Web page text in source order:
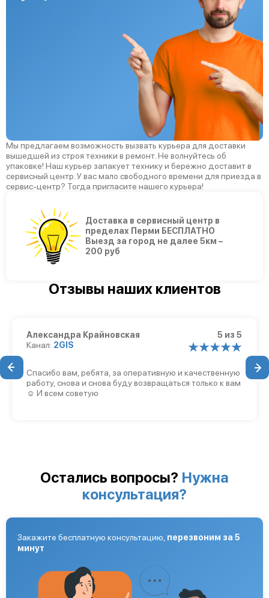
Мы предлагаем возможность вызвать курьера для доставки
вышедшей из строя техники в ремонт. Не волнуйтесь об
упаковке! Наш курьер запакует технику и бережно доставит в
сервисный центр. У вас мало свободного времени для приезда в
сервис-центр? Тогда пригласите нашего курьера!
Доставка в сервисный центр в
пределах Перми БЕСПЛАТНО
Выезд за город не далее 5км –
200 руб
Отзывы наших клиентов
Александра Крайновская
Канал: 2GIS
5 из 5
Спасибо вам, ребята, за оперативную и качественную
работу, снова и снова буду возвращаться только к вам
☺️ И всем советую
Остались вопросы? Нужна
консультация?
Закажите бесплатную консультацию, перезвоним за 5
минут